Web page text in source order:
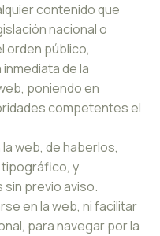
contenido que
nacional o
orden público,
de la
poniendo en
competentes el
web, de haberlos,
y
previo aviso.
en la web, ni facilitar
para navegar por la